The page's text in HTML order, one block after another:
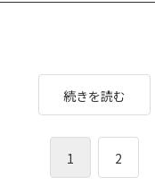
続きを読む
1 2